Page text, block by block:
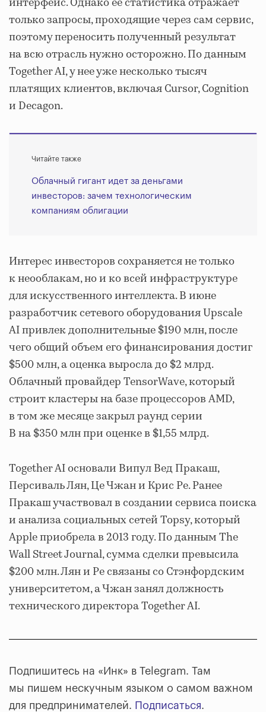
только запросы, проходящие через сам сервис,
поэтому переносить полученный результат
на всю отрасль нужно осторожно. По данным
Together AI, у нее уже несколько тысяч
платящих клиентов, включая Cursor, Cognition
и Decagon.
Читайте также
Облачный гигант идет за деньгами
инвесторов: зачем технологическим
компаниям облигации
Интерес инвесторов сохраняется не только
к неооблакам, но и ко всей инфраструктуре
для искусственного интеллекта. В июне
разработчик сетевого оборудования Upscale
AI привлек дополнительные $190 млн, после
чего общий объем его финансирования достиг
$500 млн, а оценка выросла до $2 млрд.
Облачный провайдер TensorWave, который
строит кластеры на базе процессоров AMD,
в том же месяце закрыл раунд серии
B на $350 млн при оценке в $1,55 млрд.
Together AI основали Випул Вед Пракаш,
Персиваль Лян, Це Чжан и Крис Ре. Ранее
Пракаш участвовал в создании сервиса поиска
и анализа социальных сетей Topsy, который
Apple приобрела в 2013 году. По данным The
Wall Street Journal, сумма сделки превысила
$200 млн. Лян и Ре связаны со Стэнфордским
университетом, а Чжан занял должность
технического директора Together AI.
Подпишитесь на «Инк» в Telegram. Там
мы пишем нескучным языком о самом важном
для предпринимателей. Подписаться.